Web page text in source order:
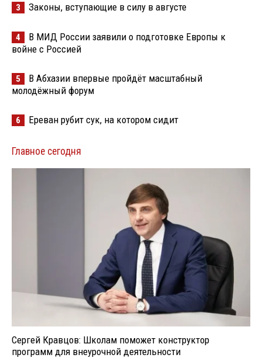
3 Законы, вступающие в силу в августе
4
В МИД России заявили о подготовке Европы к
войне с Россией
5
В Абхазии впервые пройдёт масштабный
молодёжный форум
6 Ереван рубит сук, на котором сидит
Главное сегодня
Сергей Кравцов: Школам поможет конструктор
программ для внеурочной деятельности